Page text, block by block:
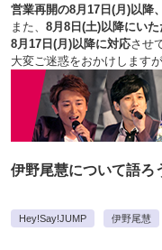
営業再開の8月17日(月)以降
また、 8月8日(土)以降にいた
8月17日(月)以降に対応させ
大変ご迷惑をおかけしますが
伊野尾慧について語ろ
Hey!Say!JUMP 伊野尾慧